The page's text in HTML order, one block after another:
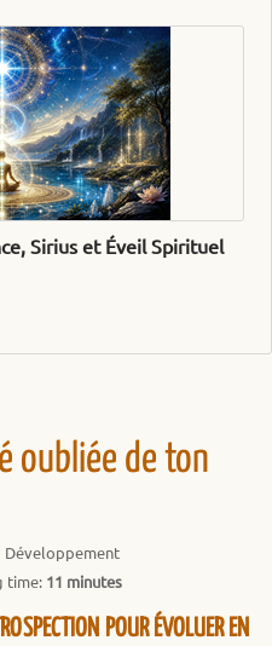
Sacrée et Élévation
oubliée de ton
Développement
time: 11 minutes
POUR ÉVOLUER EN